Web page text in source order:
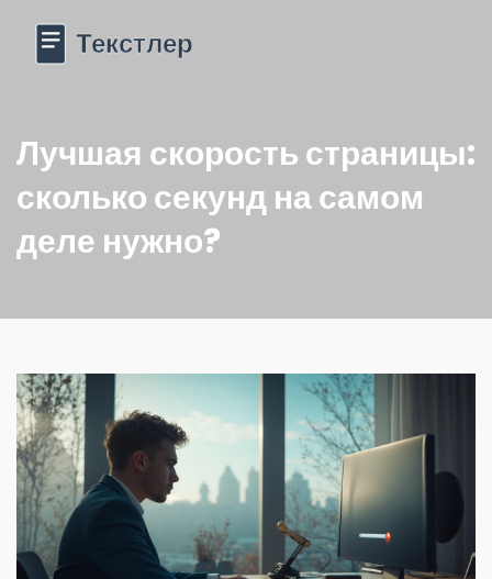
Лучшая скорость страницы:
сколько секунд на самом
деле нужно?